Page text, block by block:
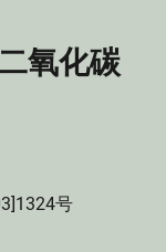
氧化碳
号